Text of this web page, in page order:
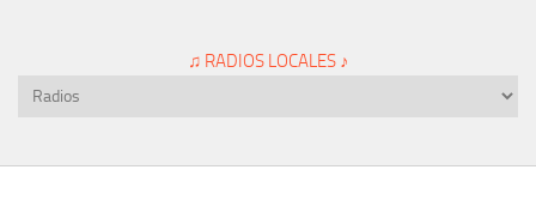
♫ RADIOS LOCALES ♪